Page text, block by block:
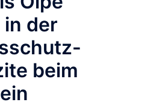
der
beim